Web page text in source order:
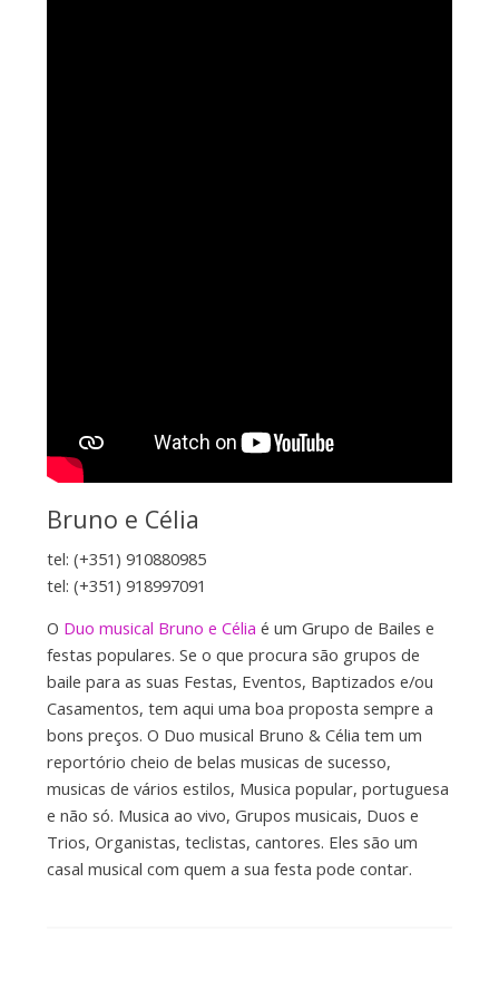
Bruno e Célia
tel: (+351) 910880985
tel: (+351) 918997091
O Duo musical Bruno e Célia é um Grupo de Bailes e
festas populares. Se o que procura são grupos de
baile para as suas Festas, Eventos, Baptizados e/ou
Casamentos, tem aqui uma boa proposta sempre a
bons preços. O Duo musical Bruno & Célia tem um
reportório cheio de belas musicas de sucesso,
musicas de vários estilos, Musica popular, portuguesa
e não só. Musica ao vivo, Grupos musicais, Duos e
Trios, Organistas, teclistas, cantores. Eles são um
casal musical com quem a sua festa pode contar.